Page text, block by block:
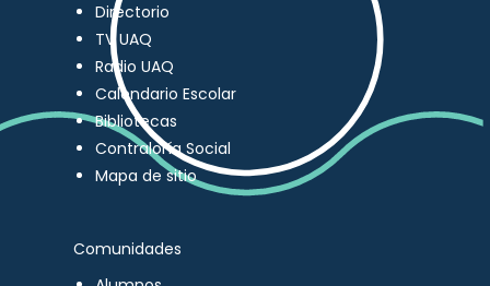
Directorio
TV UAQ
Radio UAQ
Calendario Escolar
Bibliotecas
Contraloría Social
Mapa de sitio
Comunidades